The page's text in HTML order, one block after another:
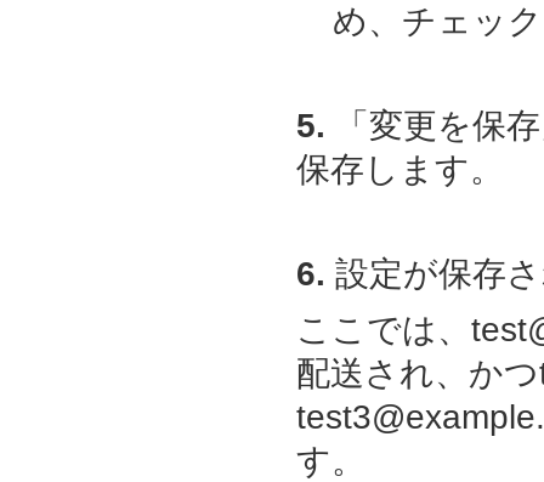
め、チェック
5. 「変更を保
保存します。
6. 設定が保存
ここでは、
配送され、か
す。